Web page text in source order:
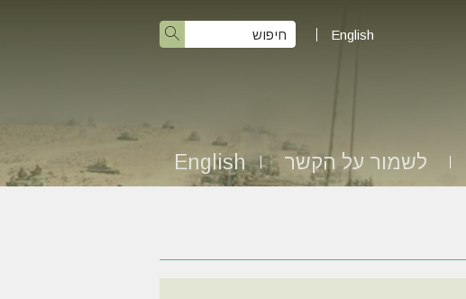
English
לשמור על הקשר English